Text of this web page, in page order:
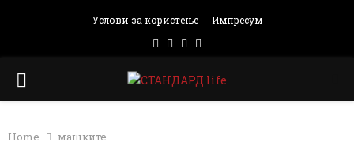
Услови за користење Импресум
Facebook
Instagram
Email
PRIMARY
Home машките